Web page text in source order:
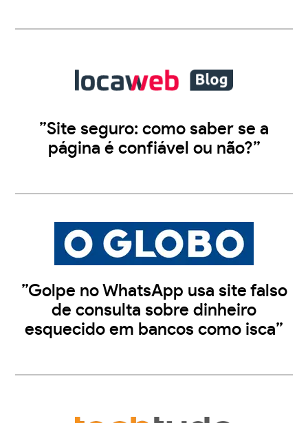
”Site seguro: como saber se a
página é confiável ou não?”
”Golpe no WhatsApp usa site falso
de consulta sobre dinheiro
esquecido em bancos como isca”